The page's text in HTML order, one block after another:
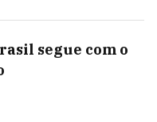
segue com o